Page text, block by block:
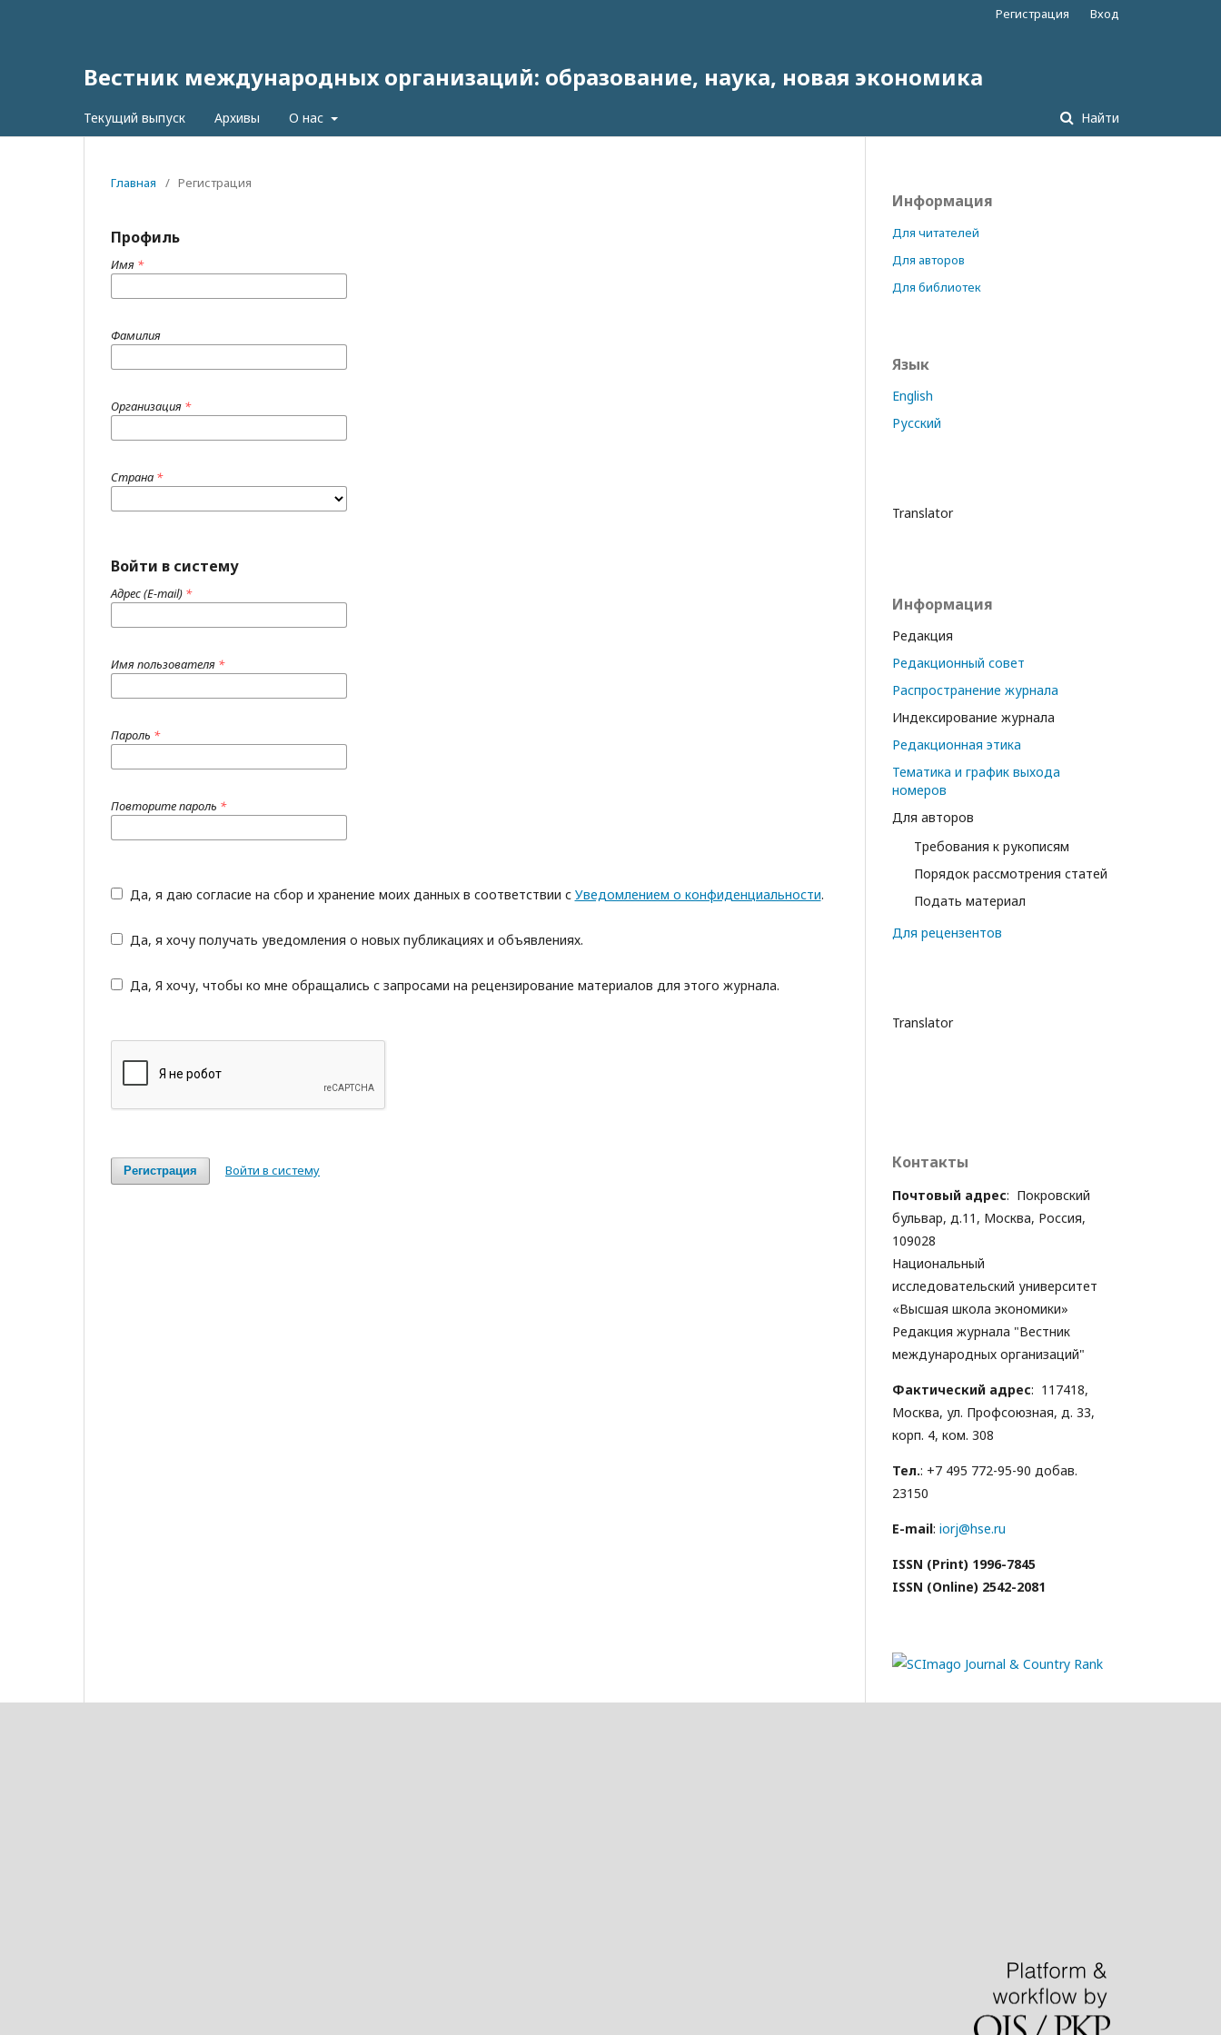
Вестник международных организаций: образование, наука, новая экономика
Текущий выпуск Архивы О нас Найти
Регистрация Вход
Главная / Регистрация
Профиль
Имя *
Фамилия
Организация *
Страна *
Войти в систему
Адрес (E-mail) *
Имя пользователя *
Пароль *
Повторите пароль *
Да, я даю согласие на сбор и хранение моих данных в соответствии с Уведомлением о конфиденциальности.
Да, я хочу получать уведомления о новых публикациях и объявлениях.
Да, Я хочу, чтобы ко мне обращались с запросами на рецензирование материалов для этого журнала.
Регистрация Войти в систему
Информация
Для читателей
Для авторов
Для библиотек
Язык
English
Русский
Translator
Информация
Редакция
Редакционный совет
Распространение журнала
Индексирование журнала
Редакционная этика
Тематика и график выхода
номеров
Для авторов
Требования к рукописям
Порядок рассмотрения статей
Подать материал
Для рецензентов
Translator
Контакты
Почтовый адрес: Покровский
бульвар, д.11, Москва, Россия,
109028
Национальный
исследовательский университет
«Высшая школа экономики»
Редакция журнала "Вестник
международных организаций"
Фактический адрес: 117418,
Москва, ул. Профсоюзная, д. 33,
корп. 4, ком. 308
Тел.: +7 495 772-95-90 добав.
23150
E-mail: iorj@hse.ru
ISSN (Print) 1996-7845
ISSN (Online) 2542-2081